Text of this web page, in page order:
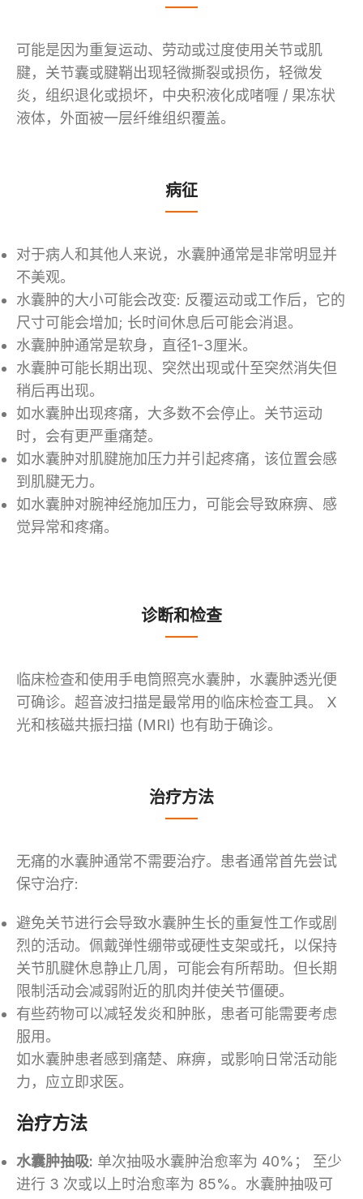
可能是因为重复运动、劳动或过度使用关节或肌
腱，关节囊或腱鞘出现轻微撕裂或损伤，轻微发
炎，组织退化或损坏，中央积液化成啫喱 / 果冻状
液体，外面被一层纤维组织覆盖。
病征
对于病人和其他人来说，水囊肿通常是非常明显并
不美观。
水囊肿的大小可能会改变: 反覆运动或工作后，它的
尺寸可能会增加; 长时间休息后可能会消退。
水囊肿肿通常是软身，直径1-3厘米。
水囊肿可能长期出现、突然出现或什至突然消失但
稍后再出现。
如水囊肿出现疼痛，大多数不会停止。关节运动
时，会有更严重痛楚。
如水囊肿对肌腱施加压力并引起疼痛，该位置会感
到肌腱无力。
如水囊肿对腕神经施加压力，可能会导致麻痹、感
觉异常和疼痛。
诊断和检查
临床检查和使用手电筒照亮水囊肿，水囊肿透光便
可确诊。超音波扫描是最常用的临床检查工具。 X
光和核磁共振扫描 (MRI) 也有助于确诊。
治疗方法
无痛的水囊肿通常不需要治疗。患者通常首先尝试
保守治疗:
避免关节进行会导致水囊肿生长的重复性工作或剧
烈的活动。佩戴弹性绷带或硬性支架或托，以保持
关节肌腱休息静止几周，可能会有所帮助。但长期
限制活动会减弱附近的肌肉并使关节僵硬。
有些药物可以减轻发炎和肿胀，患者可能需要考虑
服用。
如水囊肿患者感到痛楚、麻痹，或影响日常活动能
力，应立即求医。
治疗方法
水囊肿抽吸: 单次抽吸水囊肿治愈率为 40%； 至少
进行 3 次或以上时治愈率为 85%。水囊肿抽吸可